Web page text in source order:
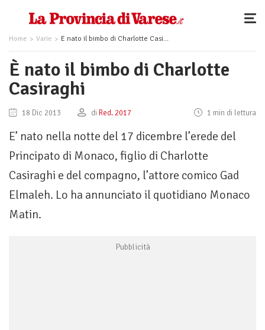
Home Varie È nato il bimbo di Charlotte Casiraghi
È nato il bimbo di Charlotte
Casiraghi
18 Dic 2013 di Red. 2017 1 min di lettura
E’ nato nella notte del 17 dicembre l’erede del
Principato di Monaco, figlio di Charlotte
Casiraghi e del compagno, l’attore comico Gad
Elmaleh. Lo ha annunciato il quotidiano Monaco
Matin.